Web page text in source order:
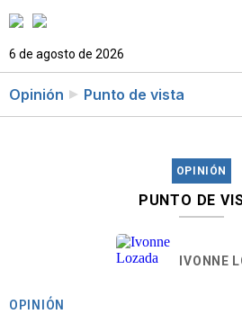
6 de agosto de 2026
Opinión Punto de vista
OPINIÓN
PUNTO DE
IVONNE
OPINIÓN